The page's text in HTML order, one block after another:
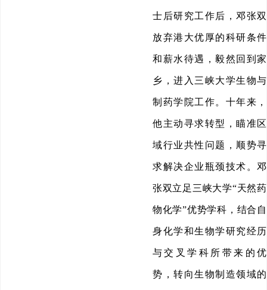
士后研究工作后，邓张双
放弃港大优厚的科研条件
和薪水待遇，毅然回到家
乡，进入三峡大学生物与
制药学院工作。十年来，
他主动寻求转型，瞄准区
域行业共性问题，顺势寻
求解决企业瓶颈技术。邓
张双立足三峡大学“天然药
物化学”优势学科，结合自
身化学和生物学研究经历
与交叉学科所带来的优
势，转向生物制造领域的